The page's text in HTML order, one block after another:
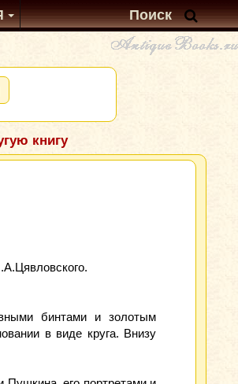
книгу
бинтами и золотым
в виде круга. Внизу